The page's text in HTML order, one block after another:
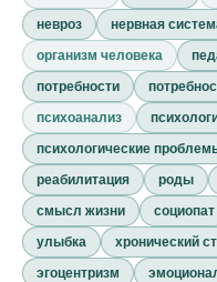
невроз
нервная
организм человека
потребности
психоанализ
психологические
реабилитация
роды
смысл жизни
социопат
улыбка
хронический
эгоцентризм